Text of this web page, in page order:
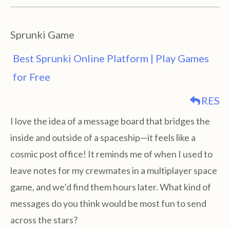
Sprunki Game
Best Sprunki Online Platform | Play Games
for Free
RES
I love the idea of a message board that bridges the
inside and outside of a spaceship—it feels like a
cosmic post office! It reminds me of when I used to
leave notes for my crewmates in a multiplayer space
game, and we’d find them hours later. What kind of
messages do you think would be most fun to send
across the stars?